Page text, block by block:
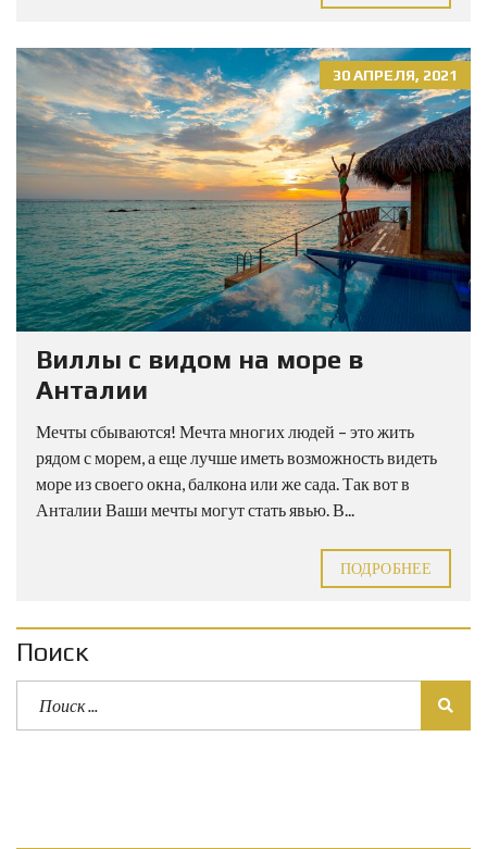
30 АПРЕЛЯ, 2021
Виллы с видом на море в
Анталии
Мечты сбываются! Мечта многих людей – это жить
рядом с морем, а еще лучше иметь возможность видеть
море из своего окна, балкона или же сада. Так вот в
Анталии Ваши мечты могут стать явью. В...
ПОДРОБНЕЕ
Поиск